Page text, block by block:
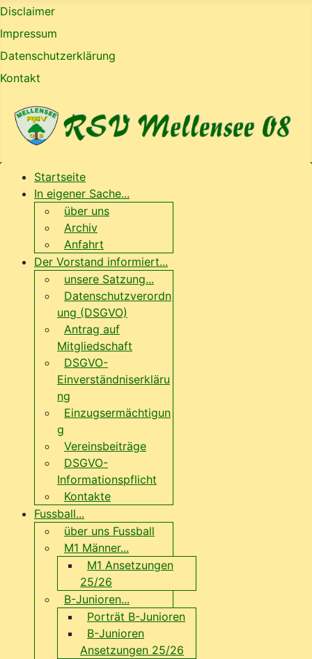
Disclaimer
Impressum
Datenschutzerklärung
Kontakt
Startseite
In eigener Sache...
über uns
Archiv
Anfahrt
Der Vorstand informiert...
unsere Satzung...
Datenschutzverordn
ung (DSGVO)
Antrag auf
Mitgliedschaft
DSGVO-
Einverständniserkläru
ng
Einzugsermächtigun
g
Vereinsbeiträge
DSGVO-
Informationspflicht
Kontakte
Fussball...
über uns Fussball
M1 Männer...
M1 Ansetzungen
25/26
B-Junioren...
Porträt B-Junioren
B-Junioren
Ansetzungen 25/26